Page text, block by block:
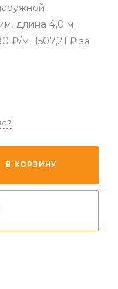
длина 4,0 м.
₽/м, 1507,21 ₽ за
В КОРЗИНУ